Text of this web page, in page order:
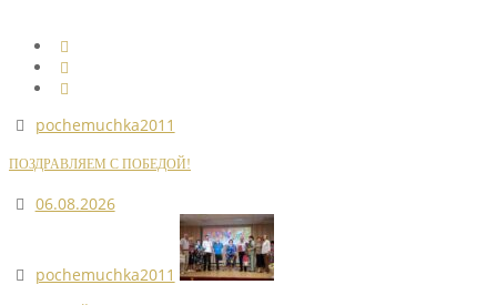
pochemuchka2011
ПОЗДРАВЛЯЕМ С ПОБЕДОЙ!
06.08.2026
pochemuchka2011